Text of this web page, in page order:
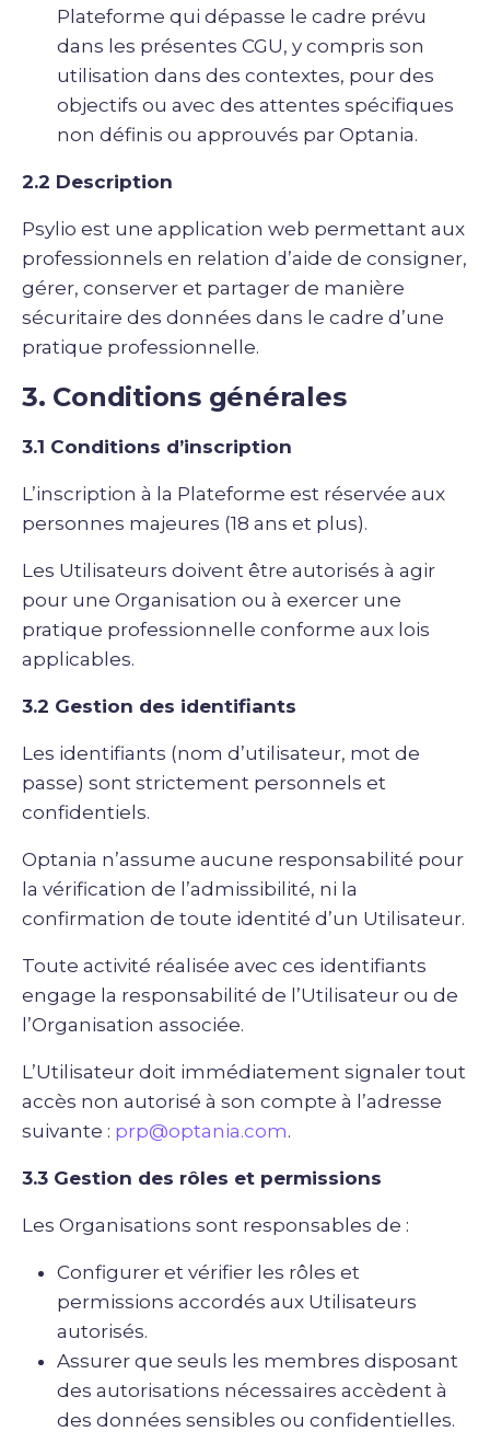
Plateforme qui dépasse le cadre prévu
dans les présentes CGU, y compris son
utilisation dans des contextes, pour des
objectifs ou avec des attentes spécifiques
non définis ou approuvés par Optania.
2.2 Description
Psylio est une application web permettant aux
professionnels en relation d’aide de consigner,
gérer, conserver et partager de manière
sécuritaire des données dans le cadre d’une
pratique professionnelle.
3. Conditions générales
3.1 Conditions d’inscription
L’inscription à la Plateforme est réservée aux
personnes majeures (18 ans et plus).
Les Utilisateurs doivent être autorisés à agir
pour une Organisation ou à exercer une
pratique professionnelle conforme aux lois
applicables.
3.2 Gestion des identifiants
Les identifiants (nom d’utilisateur, mot de
passe) sont strictement personnels et
confidentiels.
Optania n’assume aucune responsabilité pour
la vérification de l’admissibilité, ni la
confirmation de toute identité d’un Utilisateur.
Toute activité réalisée avec ces identifiants
engage la responsabilité de l’Utilisateur ou de
l’Organisation associée.
L’Utilisateur doit immédiatement signaler tout
accès non autorisé à son compte à l’adresse
suivante : prp@optania.com.
3.3 Gestion des rôles et permissions
Les Organisations sont responsables de :
Configurer et vérifier les rôles et
permissions accordés aux Utilisateurs
autorisés.
Assurer que seuls les membres disposant
des autorisations nécessaires accèdent à
des données sensibles ou confidentielles.